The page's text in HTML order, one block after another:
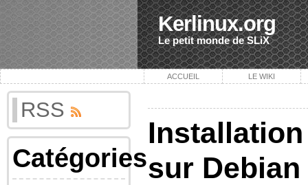
Kerlinux.org
Le petit monde de SLiX
ACCUEIL LE WIKI
RSS
Catégoriessur